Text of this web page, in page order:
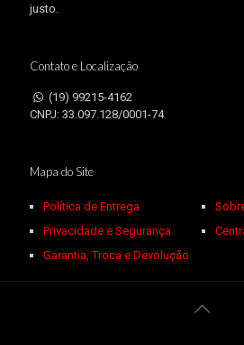
justo.
Contato e Localização
(19) 99215-4162
CNPJ: 33.097.128/0001-74
Mapa do Site
Política de Entrega
Privacidade e Segurança
Garantia, Troca e Devolução